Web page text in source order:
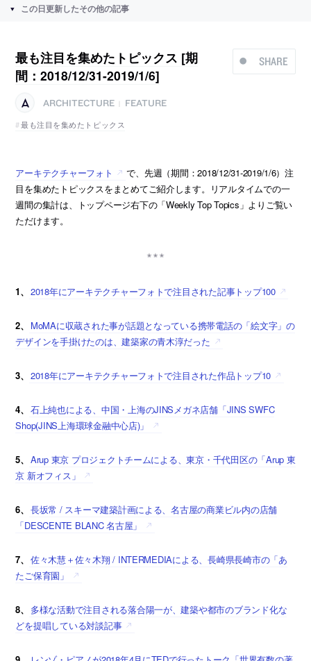
この日更新したその他の記事
SHARE
最も注目を集めたトピックス [期
間：2018/12/31-2019/1/6]
ARCHITECTURE
FEATURE
最も注目を集めたトピックス
アーキテクチャーフォト
で、先週（期間：2018/12/31-2019/1/6）注
目を集めたトピックスをまとめてご紹介します。リアルタイムでの一
週間の集計は、トップページ右下の「Weekly Top Topics」よりご覧い
ただけます。
1、 2018年にアーキテクチャーフォトで注目された記事トップ100
2、
MoMAに収蔵された事が話題となっている携帯電話の「絵文字」の
デザインを手掛けたのは、建築家の青木淳だった
3、 2018年にアーキテクチャーフォトで注目された作品トップ10
4、
石上純也による、中国・上海のJINSメガネ店舗「JINS SWFC
Shop(JINS上海環球金融中心店)」
5、
Arup 東京 プロジェクトチームによる、東京・千代田区の「Arup 東
京 新オフィス」
6、
長坂常 / スキーマ建築計画による、名古屋の商業ビル内の店舗
「DESCENTE BLANC 名古屋」
7、
佐々木慧＋佐々木翔 / INTERMEDIAによる、長崎県長崎市の「あ
たご保育園」
8、
多様な活動で注目される落合陽一が、建築や都市のブランド化な
どを提唱している対談記事